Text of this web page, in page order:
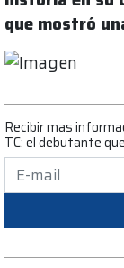
que mostró
Recibir mas
TC: el debutante